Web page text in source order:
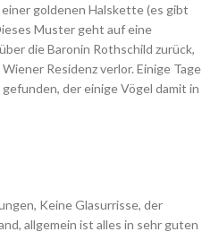
goldenen Halskette (es gibt
Muster geht auf eine
die Baronin Rothschild zurück,
Residenz verlor. Einige Tage
der einige Vögel damit in
Keine Glasurrisse, der
allgemein ist alles in sehr guten